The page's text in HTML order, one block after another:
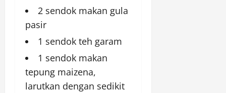
2 sendok makan gula
pasir
1 sendok teh garam
1 sendok makan
tepung maizena,
larutkan dengan sedikit